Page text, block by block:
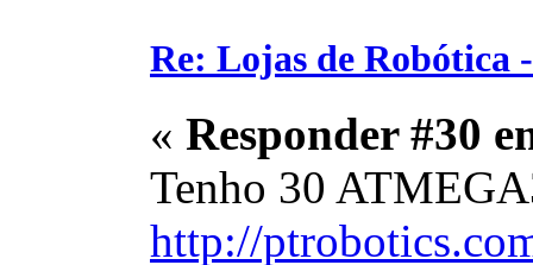
Re: Lojas de Robótica
« Responder #30
Tenho 30
http://